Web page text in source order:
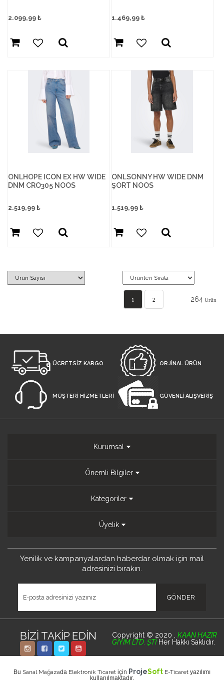
2.099,99 ₺ 1.469,99₺
ONLHOPE ICON EX HW WIDE
DNM CRO305 NOOS
2.519,99 ₺
ONLSONNY HW WIDE DNM
ŞORT NOOS
1.519,99₺
264 Ürün
1 2
ÜCRETSİZ KARGO ORJİNAL ÜRÜN
MÜŞTERİ HİZMETLERİ GÜVENLİ ALIŞVERİŞ
Kurumsal
Önemli Bilgiler
Kategoriler
Üyelik
Yenilik ve kampanyalardan haberdar olmak için mail
adresinizi bırakın.
BİZİ TAKİP EDİN Copyright © 2020 , KAAN HAZIR
GİYİM LTD. ŞTİHer Hakkı Saklıdır.
Bu Sanal Mağazada Elektronik Ticaret için ProjeSoft E-Ticaret yazılımı
kullanılmaktadır.